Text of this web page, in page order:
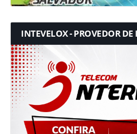
INTEVELOX - PROVEDOR DE